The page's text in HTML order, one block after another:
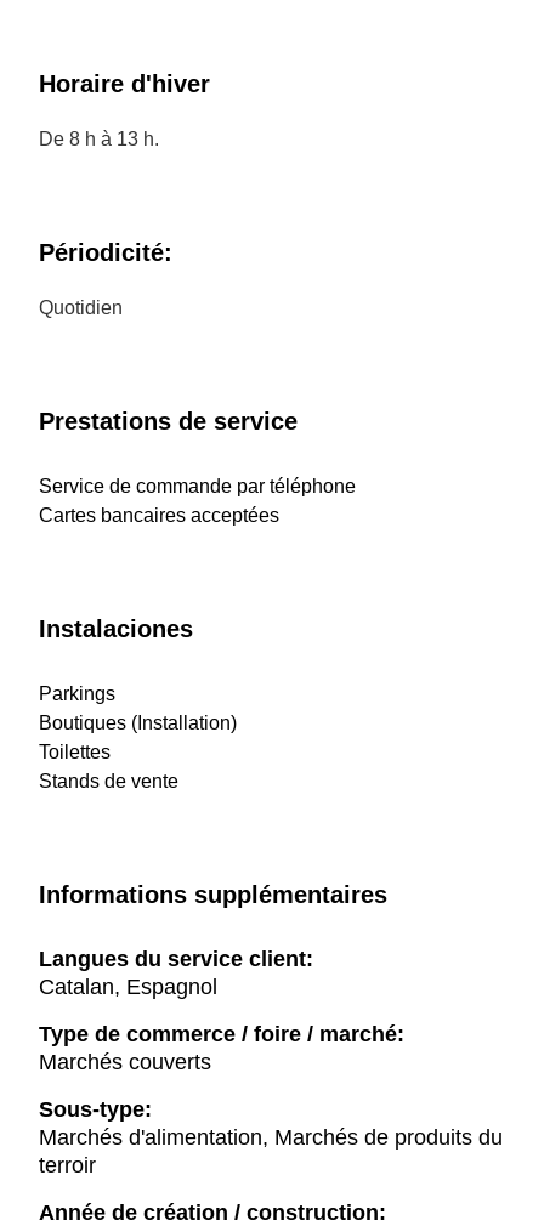
Horaire d'hiver
De 8 h à 13 h.
Périodicité:
Quotidien
Prestations de service
Service de commande par téléphone
Cartes bancaires acceptées
Instalaciones
Parkings
Boutiques (Installation)
Toilettes
Stands de vente
Informations supplémentaires
Langues du service client:
Catalan, Espagnol
Type de commerce / foire / marché:
Marchés couverts
Sous-type:
Marchés d'alimentation, Marchés de produits du
terroir
Année de création / construction: